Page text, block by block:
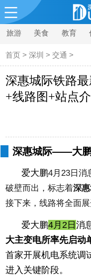
旅游 美食 教育
首页 >深圳 >交通 >
深惠城际铁路
+线路图+站点
深惠城际——大
爱大鹏4月23日消
破壁而出，标志着深
接下来，线路将全面
爱大鹏4月2日消
大主变电所率先启动
首家开展机电系统调
进入关键阶段。